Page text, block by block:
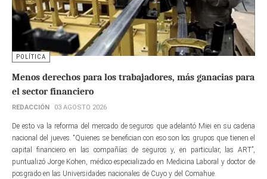
POLÍTICA
Menos derechos para los trabajadores, más ganacias para
el sector financiero
REDACCIÓN 03 AGOSTO 2026
De esto va la reforma del mercado de seguros que adelantó Miei en su cadena
nacional del jueves. “Quienes se benefician con eso son los grupos que tienen el
capital financiero en las compañías de seguros y, en particular, las ART”,
puntualizó Jorge Kohen, médico especializado en Medicina Laboral y doctor de
posgrado en las Universidades nacionales de Cuyo y del Comahue.